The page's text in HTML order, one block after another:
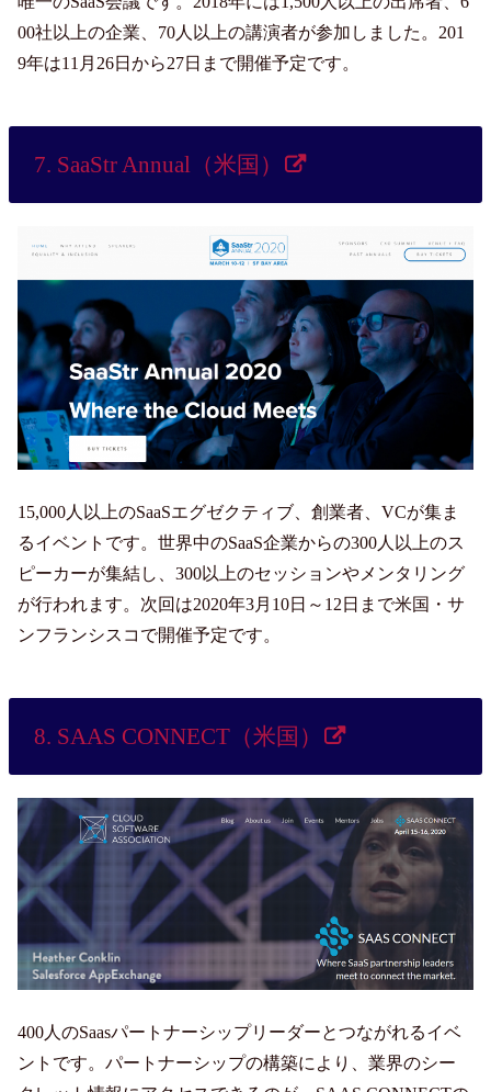
00社以上の企業、70人以上の講演者が参加しました。201
9年は11月26日から27日まで開催予定です。
7. SaaStr Annual（米国）
15,000人以上のSaaSエグゼクティブ、創業者、VCが集ま
るイベントです。世界中のSaaS企業からの300人以上のス
ピーカーが集結し、300以上のセッションやメンタリング
が行われます。次回は2020年3月10日～12日まで米国・サ
ンフランシスコで開催予定です。
8. SAAS CONNECT（米国）
400人のSaasパートナーシップリーダーとつながれるイベ
ントです。パートナーシップの構築により、業界のシー